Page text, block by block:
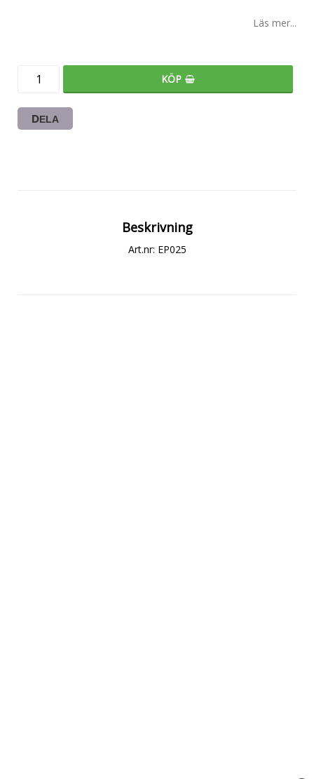
Läs mer...
KÖP
DELA
Beskrivning
Art.nr: EP025